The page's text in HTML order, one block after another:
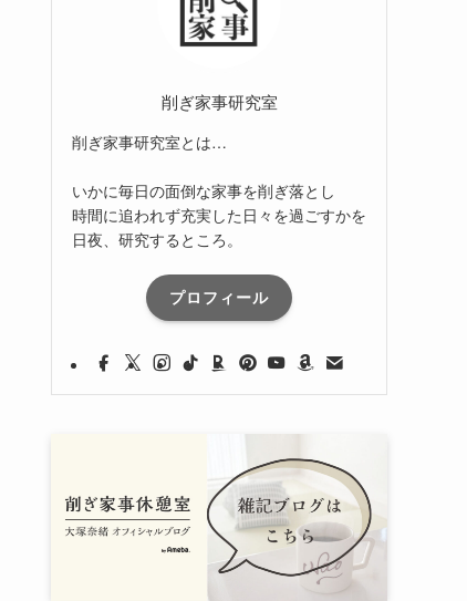
削ぎ家事研究室
削ぎ家事研究室とは…
いかに毎日の面倒な家事を削ぎ落とし
時間に追われず充実した日々を過ごすかを
日夜、研究するところ。
プロフィール